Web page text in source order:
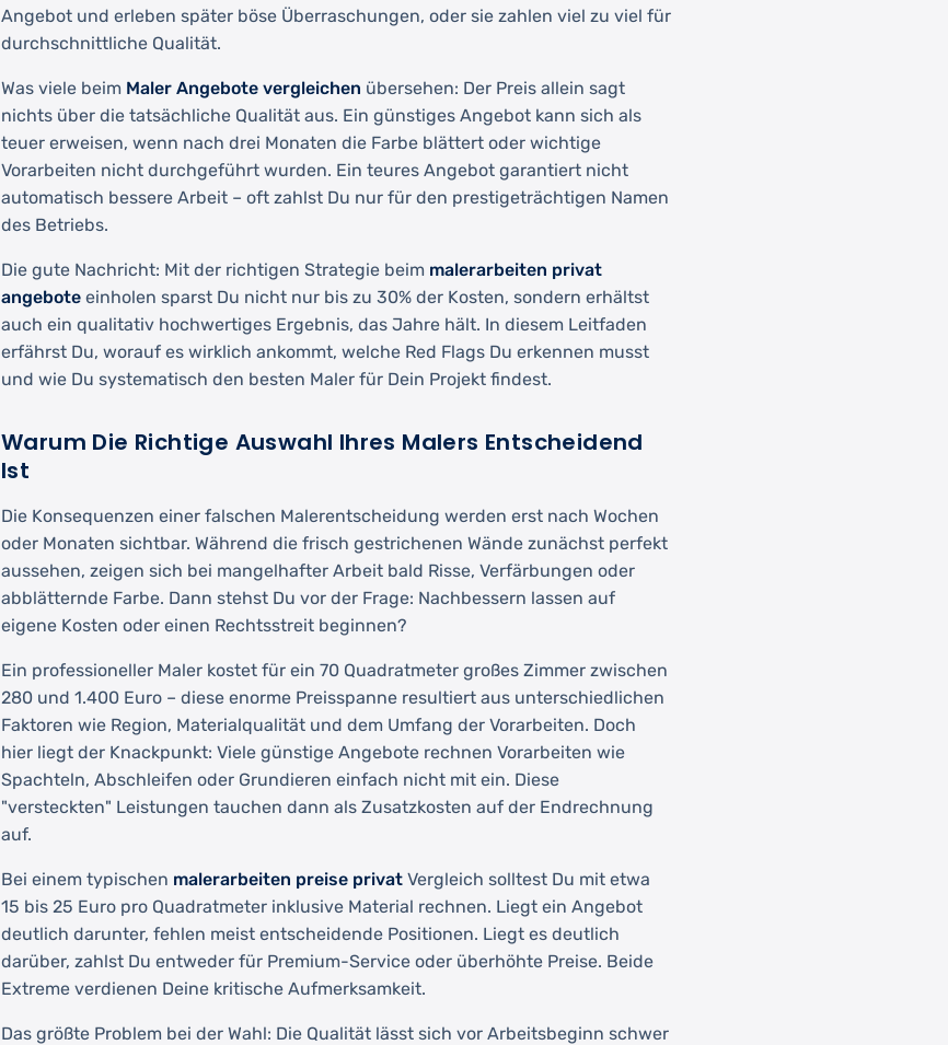
Angebot und erleben später böse Überraschungen, oder sie zahlen viel zu viel für
durchschnittliche Qualität.
Was viele beim Maler Angebote vergleichen übersehen: Der Preis allein sagt
nichts über die tatsächliche Qualität aus. Ein günstiges Angebot kann sich als
teuer erweisen, wenn nach drei Monaten die Farbe blättert oder wichtige
Vorarbeiten nicht durchgeführt wurden. Ein teures Angebot garantiert nicht
automatisch bessere Arbeit – oft zahlst Du nur für den prestigeträchtigen Namen
des Betriebs.
Die gute Nachricht: Mit der richtigen Strategie beim malerarbeiten privat
angebote einholen sparst Du nicht nur bis zu 30% der Kosten, sondern erhältst
auch ein qualitativ hochwertiges Ergebnis, das Jahre hält. In diesem Leitfaden
erfährst Du, worauf es wirklich ankommt, welche Red Flags Du erkennen musst
und wie Du systematisch den besten Maler für Dein Projekt findest.
Warum Die Richtige Auswahl Ihres Malers Entscheidend
Ist
Die Konsequenzen einer falschen Malerentscheidung werden erst nach Wochen
oder Monaten sichtbar. Während die frisch gestrichenen Wände zunächst perfekt
aussehen, zeigen sich bei mangelhafter Arbeit bald Risse, Verfärbungen oder
abblätternde Farbe. Dann stehst Du vor der Frage: Nachbessern lassen auf
eigene Kosten oder einen Rechtsstreit beginnen?
Ein professioneller Maler kostet für ein 70 Quadratmeter großes Zimmer zwischen
280 und 1.400 Euro – diese enorme Preisspanne resultiert aus unterschiedlichen
Faktoren wie Region, Materialqualität und dem Umfang der Vorarbeiten. Doch
hier liegt der Knackpunkt: Viele günstige Angebote rechnen Vorarbeiten wie
Spachteln, Abschleifen oder Grundieren einfach nicht mit ein. Diese
"versteckten" Leistungen tauchen dann als Zusatzkosten auf der Endrechnung
auf.
Bei einem typischen malerarbeiten preise privat Vergleich solltest Du mit etwa
15 bis 25 Euro pro Quadratmeter inklusive Material rechnen. Liegt ein Angebot
deutlich darunter, fehlen meist entscheidende Positionen. Liegt es deutlich
darüber, zahlst Du entweder für Premium-Service oder überhöhte Preise. Beide
Extreme verdienen Deine kritische Aufmerksamkeit.
Das größte Problem bei der Wahl: Die Qualität lässt sich vor Arbeitsbeginn schwer